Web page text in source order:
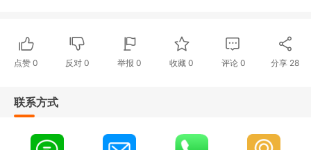
点赞 0 反对0 举报 0 收藏 0 评论 0 分享 28
联系方式